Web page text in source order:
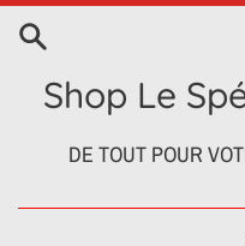
Passer
contenuShop Le
DE TOUT POUR